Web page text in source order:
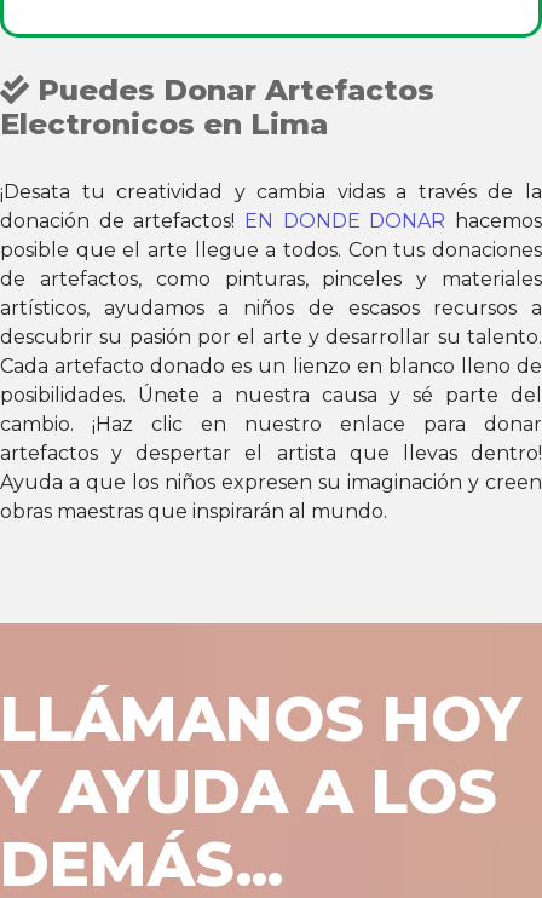
Puedes Donar Artefactos
Electronicos en Lima
¡Desata tu creatividad y cambia vidas a través de la
donación de artefactos! EN DONDE DONAR hacemos
posible que el arte llegue a todos. Con tus donaciones
de artefactos, como pinturas, pinceles y materiales
artísticos, ayudamos a niños de escasos recursos a
descubrir su pasión por el arte y desarrollar su talento.
Cada artefacto donado es un lienzo en blanco lleno de
posibilidades. Únete a nuestra causa y sé parte del
cambio. ¡Haz clic en nuestro enlace para donar
artefactos y despertar el artista que llevas dentro!
Ayuda a que los niños expresen su imaginación y creen
obras maestras que inspirarán al mundo.
LLÁMANOS HOY
Y AYUDA A LOS
DEMÁS...